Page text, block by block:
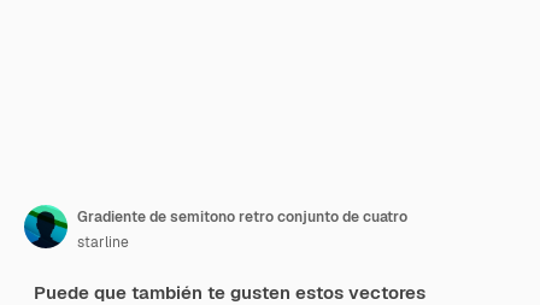
Gradiente de semitono retro conjunto de cuatro
starline
Puede que también te gusten estos vectores